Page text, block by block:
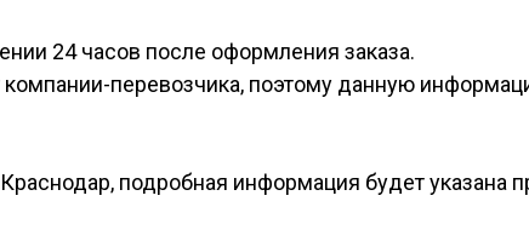
24 часов после оформления заказа.
компании-перевозчика, поэтому данную
подробная информация будет указана